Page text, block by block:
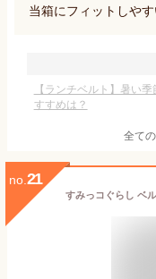
当箱にフィットしや
【ランチベルト】暑い
すすめは？
全て
no. 21